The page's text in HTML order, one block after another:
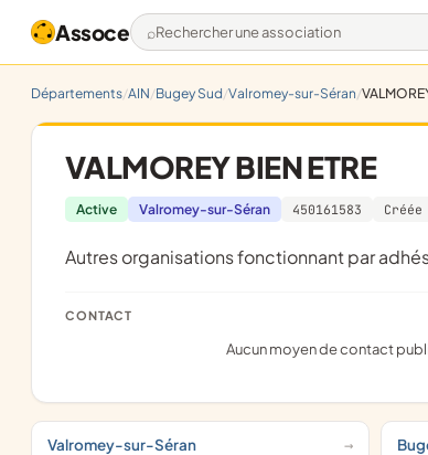
Assoce Rechercher une association
Départements AIN Bugey Sud Valromey-sur-Séran
VALMOREY BIEN ETRE
Active Valromey-sur-Séran 450161583
Autres organisations fonctionnant par
CONTACT
Aucun moyen de contact
Valromey-sur-Séran